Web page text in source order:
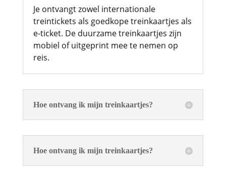
Je ontvangt zowel internationale
treintickets als goedkope treinkaartjes als
e-ticket. De duurzame treinkaartjes zijn
mobiel of uitgeprint mee te nemen op
reis.
Hoe ontvang ik mijn treinkaartjes?
Hoe ontvang ik mijn treinkaartjes?